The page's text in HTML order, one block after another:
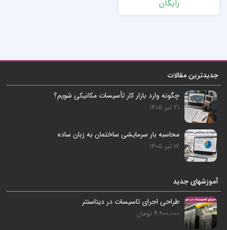
رایگان
جدیدترین مقالات
چگونه وارد بازار کار تأسیسات مکانیکی شویم؟
21 تیر 1405
محاسبه بار سرمایشی ساختمان به زبان ساده
17 تیر 1405
آموزشهای جدید
طراحی اجرای تاسیسات در دیتاسنتر
4,900,000 تومان